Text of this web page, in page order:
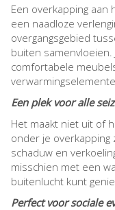
Een overkapping aan
een naadloze
overgangsgebied
buiten
comfortabele
Een plek voor alle
Het maakt niet uit of
onder je overkapping
schaduw en
misschien met een
buitenlucht kunt
Perfect voor sociale